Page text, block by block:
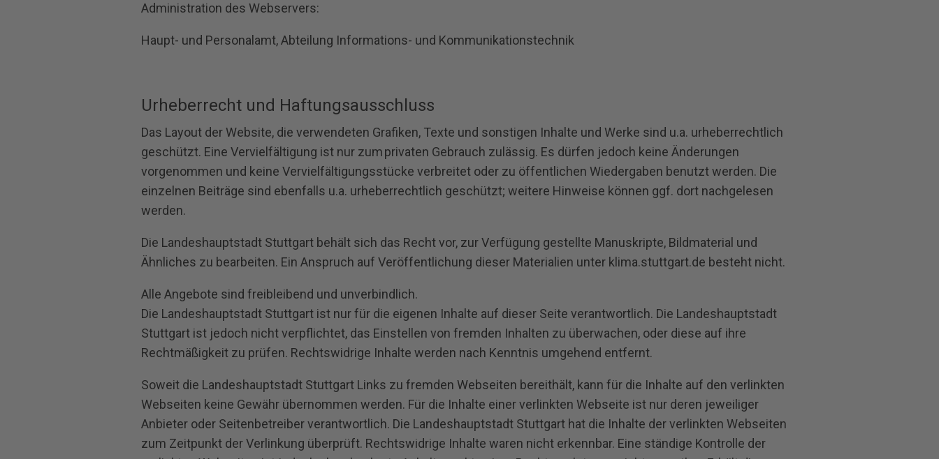
Administration des Webservers:
Haupt- und Personalamt, Abteilung Informations- und Kommunikationstechnik
Urheberrecht und Haftungsausschluss
Das Layout der Website, die verwendeten Grafiken, Texte und sonstigen Inhalte und Werke sind u.a. urheberrechtlich
geschützt. Eine Vervielfältigung ist nur zum privaten Gebrauch zulässig. Es dürfen jedoch keine Änderungen
vorgenommen und keine Vervielfältigungsstücke verbreitet oder zu öffentlichen Wiedergaben benutzt werden. Die
einzelnen Beiträge sind ebenfalls u.a. urheberrechtlich geschützt; weitere Hinweise können ggf. dort nachgelesen
werden.
Die Landeshauptstadt Stuttgart behält sich das Recht vor, zur Verfügung gestellte Manuskripte, Bildmaterial und
Ähnliches zu bearbeiten. Ein Anspruch auf Veröffentlichung dieser Materialien unter klima.stuttgart.de besteht nicht.
Alle Angebote sind freibleibend und unverbindlich.
Die Landeshauptstadt Stuttgart ist nur für die eigenen Inhalte auf dieser Seite verantwortlich. Die Landeshauptstadt
Stuttgart ist jedoch nicht verpflichtet, das Einstellen von fremden Inhalten zu überwachen, oder diese auf ihre
Rechtmäßigkeit zu prüfen. Rechtswidrige Inhalte werden nach Kenntnis umgehend entfernt.
Soweit die Landeshauptstadt Stuttgart Links zu fremden Webseiten bereithält, kann für die Inhalte auf den verlinkten
Webseiten keine Gewähr übernommen werden. Für die Inhalte einer verlinkten Webseite ist nur deren jeweiliger
Anbieter oder Seitenbetreiber verantwortlich. Die Landeshauptstadt Stuttgart hat die Inhalte der verlinkten Webseiten
zum Zeitpunkt der Verlinkung überprüft. Rechtswidrige Inhalte waren nicht erkennbar. Eine ständige Kontrolle der